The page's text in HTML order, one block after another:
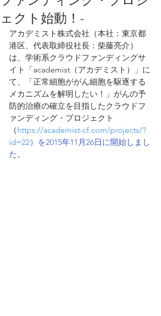
ェクト始動！-
アカデミスト株式会社（本社：東京都
港区、代表取締役社長：柴藤亮介）
は、学術系クラウドファンディングサ
イト「academist（アカデミスト）」に
て、「正常細胞ががん細胞を駆逐する
メカニズムを解明したい！」がんの予
防的治療の確立を目指したクラウドフ
ァンディング・プロジェクト
（https://academist-cf.com/projects/?
id=22）を2015年11月26日に開始しまし
た。